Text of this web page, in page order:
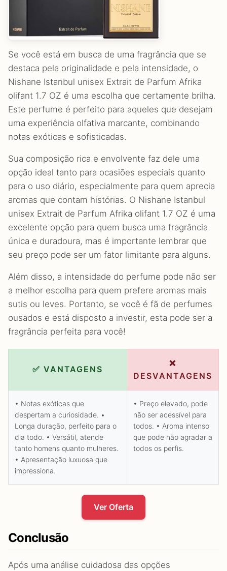
Se você está em busca de uma fragrância que se
destaca pela originalidade e pela intensidade, o
Nishane Istanbul unisex Extrait de Parfum Afrika
olifant 1.7 OZ é uma escolha que certamente brilha.
Este perfume é perfeito para aqueles que desejam
uma experiência olfativa marcante, combinando
notas exóticas e sofisticadas.
Sua composição rica e envolvente faz dele uma
opção ideal tanto para ocasiões especiais quanto
para o uso diário, especialmente para quem aprecia
aromas que contam histórias. O Nishane Istanbul
unisex Extrait de Parfum Afrika olifant 1.7 OZ é uma
excelente opção para quem busca uma fragrância
única e duradoura, mas é importante lembrar que
seu preço pode ser um fator limitante para alguns.
Além disso, a intensidade do perfume pode não ser
a melhor escolha para quem prefere aromas mais
sutis ou leves. Portanto, se você é fã de perfumes
ousados e está disposto a investir, esta pode ser a
fragrância perfeita para você!
✅ VANTAGENS
❌
DESVANTAGENS
• Notas exóticas que
despertam a curiosidade. •
Longa duração, perfeito para o
dia todo. • Versátil, atende
tanto homens quanto mulheres.
• Apresentação luxuosa que
impressiona.
• Preço elevado, pode
não ser acessível para
todos. • Aroma intenso
que pode não agradar a
todos os perfis.
Ver Oferta
Conclusão
Após uma análise cuidadosa das opções